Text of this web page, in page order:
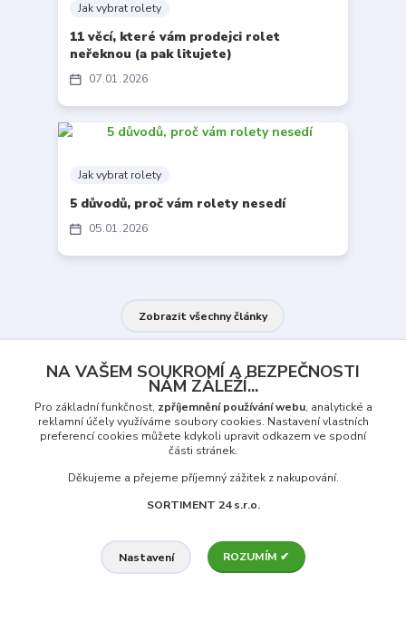
07 01 2026
Jak vybrat rolety
11 věcí, které vám prodejci rolet
neřeknou (a pak litujete)
05 01 2026
Jak vybrat rolety
5 důvodů, proč vám rolety nesedí
Zobrazit všechny články
Proč si zákazníci vybírají Rolety24.cz?
snadno montují a dlouho vydrží? NaRolety24.cznajdete
rolety Den a Noc, látkové a zatemňovací rolety
Slevy až 30 %na vybraný sortiment
Prodloužená 3-letá zárukana všechny rolety
NA VAŠEM SOUKROMÍ A BEZPEČNOSTI
NÁM ZÁLEŽÍ...
Pro základní funkčnost, zpříjemnění používání webu, analytické a
reklamní účely využíváme soubory cookies. Nastavení vlastních
preferencí cookies můžete kdykoli upravit odkazem ve spodní
části stránek.
Děkujeme a přejeme příjemný zážitek z nakupování.
SORTIMENT 24 s.r.o.
Nastavení ROZUMÍM ✔